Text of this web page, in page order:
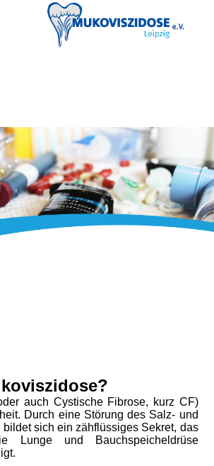
auch Cystische Fibrose, kurz CF)
Durch eine Störung des Salz- und
bildet sich ein zähflüssiges Sekret, das
Lunge und Bauchspeicheldrüse